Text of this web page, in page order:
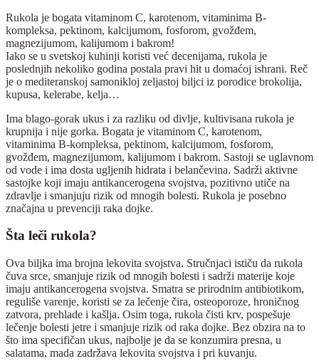
Rukola je bogata vitaminom C, karotenom, vitaminima B-
kompleksa, pektinom, kalcijumom, fosforom, gvožđem,
magnezijumom, kalijumom i bakrom!
Iako se u svetskoj kuhinji koristi već decenijama, rukola je
poslednjih nekoliko godina postala pravi hit u domaćoj ishrani. Reč
je o mediteranskoj samonikloj zeljastoj biljci iz porodice brokolija,
kupusa, kelerabe, kelja…
Ima blago-gorak ukus i za razliku od divlje, kultivisana rukola je
krupnija i nije gorka. Bogata je vitaminom C, karotenom,
vitaminima B-kompleksa, pektinom, kalcijumom, fosforom,
gvožđem, magnezijumom, kalijumom i bakrom. Sastoji se uglavnom
od vode i ima dosta ugljenih hidrata i belančevina. Sadrži aktivne
sastojke koji imaju antikancerogena svojstva, pozitivno utiče na
zdravlje i smanjuju rizik od mnogih bolesti. Rukola je posebno
značajna u prevenciji raka dojke.
Šta leči rukola?
Ova biljka ima brojna lekovita svojstva. Stručnjaci ističu da rukola
čuva srce, smanjuje rizik od mnogih bolesti i sadrži materije koje
imaju antikancerogena svojstva. Smatra se prirodnim antibiotikom,
reguliše varenje, koristi se za lečenje čira, osteoporoze, hroničnog
zatvora, prehlade i kašlja. Osim toga, rukola čisti krv, pospešuje
lečenje bolesti jetre i smanjuje rizik od raka dojke. Bez obzira na to
što ima specifičan ukus, najbolje je da se konzumira presna, u
salatama, mada zadržava lekovita svojstva i pri kuvanju.